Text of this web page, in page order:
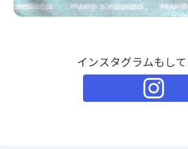
インスタグラムもし